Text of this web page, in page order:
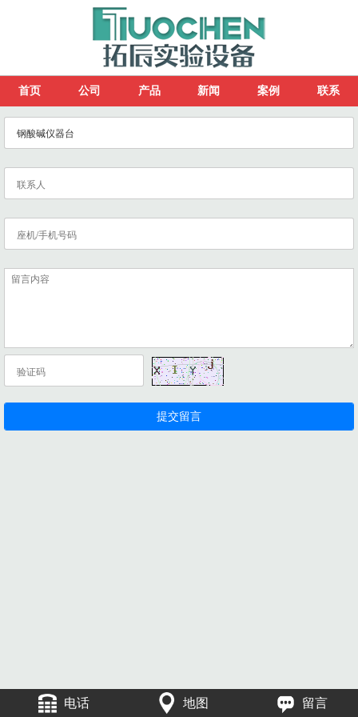
首页 公司 产品 新闻 案例 联系
电话 地图 留言